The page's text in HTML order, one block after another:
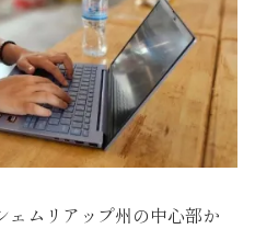
ェムリアップ州の中心部か